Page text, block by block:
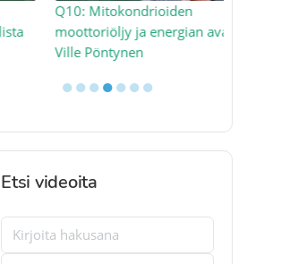
Q10: Mitokondrioiden
moottoriöljy ja energian avain –
Ville Pöntynen
●●●●●●●
Etsi videoita